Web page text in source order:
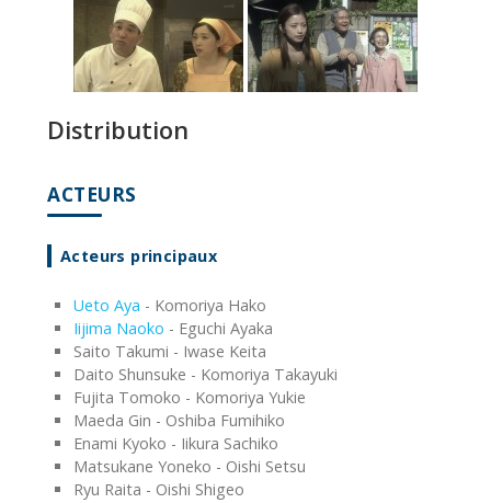
Distribution
ACTEURS
Acteurs principaux
Ueto Aya - Komoriya Hako
Iijima Naoko - Eguchi Ayaka
Saito Takumi - Iwase Keita
Daito Shunsuke - Komoriya Takayuki
Fujita Tomoko - Komoriya Yukie
Maeda Gin - Oshiba Fumihiko
Enami Kyoko - Iikura Sachiko
Matsukane Yoneko - Oishi Setsu
Ryu Raita - Oishi Shigeo